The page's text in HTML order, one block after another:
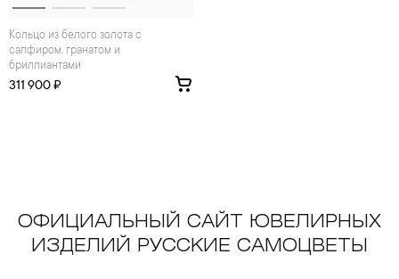
Кольцо из белого золота с
сапфиром, гранатом и
бриллиантами
311 900 ₽
ОФИЦИАЛЬНЫЙ САЙТ ЮВЕЛИРНЫХ
ИЗДЕЛИЙ РУССКИЕ САМОЦВЕТЫ